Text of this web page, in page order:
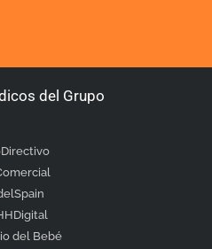
del Grupo
del Bebé